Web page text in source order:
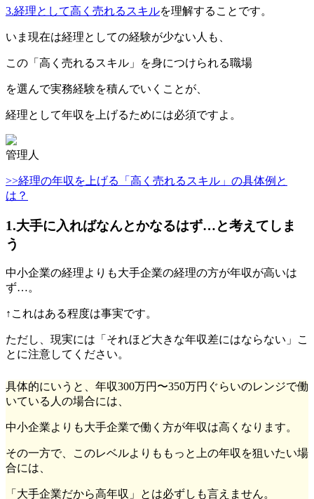
3.経理として高く売れるスキルを理解することです。
いま現在は経理としての経験が少ない人も、
この「高く売れるスキル」を身につけられる職場
を選んで実務経験を積んでいくことが、
経理として年収を上げるためには必須ですよ。
管理人
>>経理の年収を上げる「高く売れるスキル」の具体例と
は？
1.大手に入ればなんとかなるはず…と考えてしま
う
中小企業の経理よりも大手企業の経理の方が年収が高いは
ず…。
↑これはある程度は事実です。
ただし、現実には「それほど大きな年収差にはならない」こ
とに注意してください。
具体的にいうと、年収300万円〜350万円ぐらいのレンジで働
いている人の場合には、
中小企業よりも大手企業で働く方が年収は高くなります。
その一方で、このレベルよりももっと上の年収を狙いたい場
合には、
「大手企業だから高年収」とは必ずしも言えません。